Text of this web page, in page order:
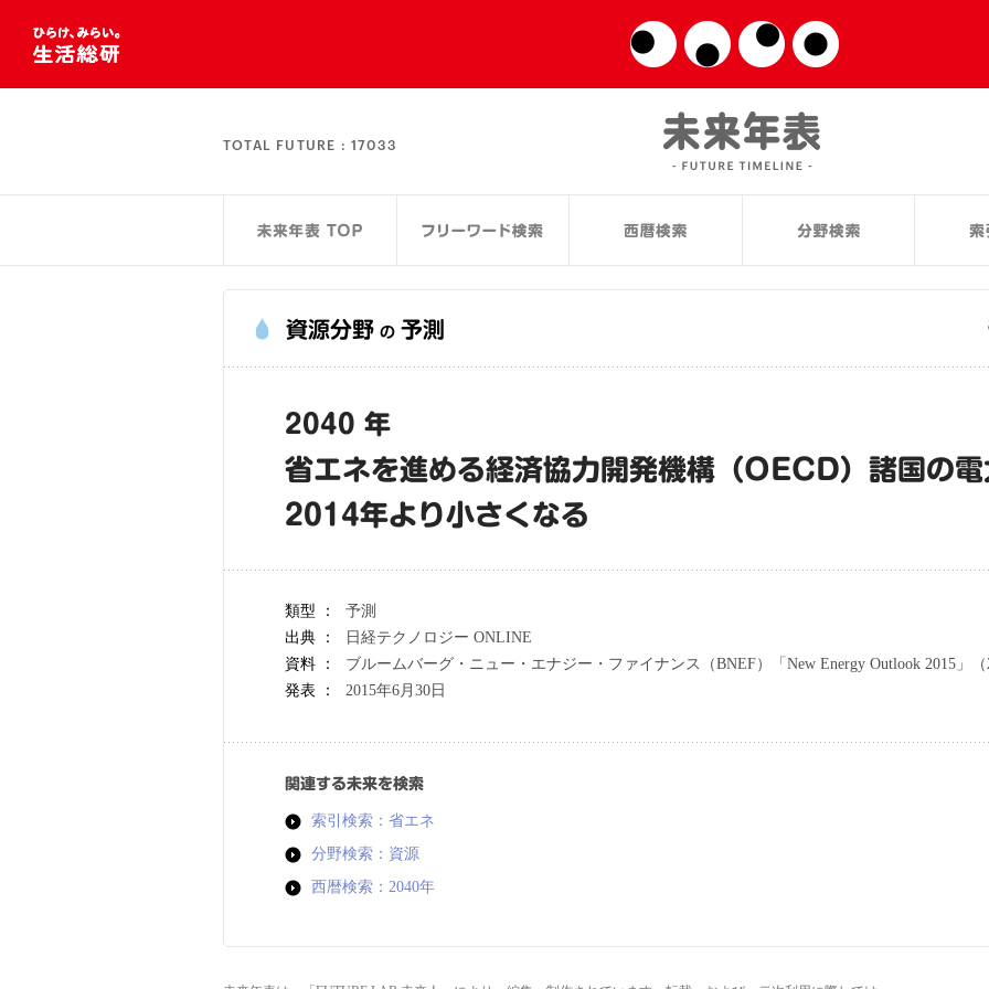
TOTAL FUTURE : 17033
資源分野 の 予測
2040 年
省エネを進める経済協力開発機構（OECD）諸国の
2014年より小さくなる
類型 ：
予測
出典 ：
日経テクノロジー ONLINE
資料 ：
ブルームバーグ・ニュー・エナジー・ファイナンス（BNEF）「New Energy Outlook 2015」
発表 ：
2015年6月30日
関連する未来を検索
索引検索：省エネ
分野検索：資源
西暦検索：2040年